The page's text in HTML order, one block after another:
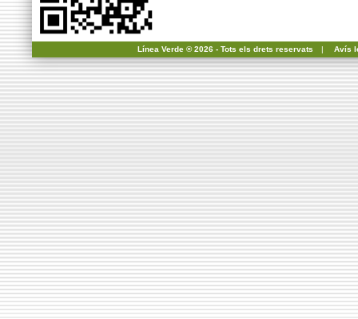
Línea Verde ® 2026 - Tots els drets reservats | Avís